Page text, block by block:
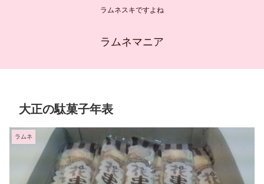
ラムネスキですよね
ラムネマニア
大正の駄菓子年表
ラムネ